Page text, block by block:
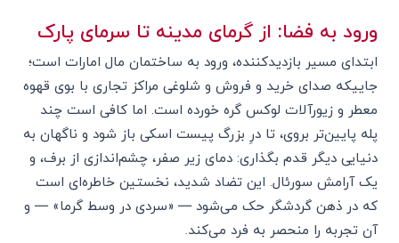
ورود به فضا: از گرمای مدینه تا سرمای پارک
ابتدای مسیر بازدیدکننده، ورود به ساختمان مال امارات است؛
جاییکه صدای خرید و فروش و شلوغی مراکز تجاری با بوی قهوه
معطر و زیورآلات لوکس گره خورده است. اما کافی است چند
پله پایین‌تر بروی، تا درِ بزرگ پیست اسکی باز شود و ناگهان به
دنیایی دیگر قدم بگذاری: دمای زیر صفر، چشم‌اندازی از برف، و
یک آرامش سورئال. این تضاد شدید، نخستین خاطره‌ای است
که در ذهن گردشگر حک می‌شود — «سردی در وسط گرما» — و
آن تجربه را منحصر به فرد می‌کند.